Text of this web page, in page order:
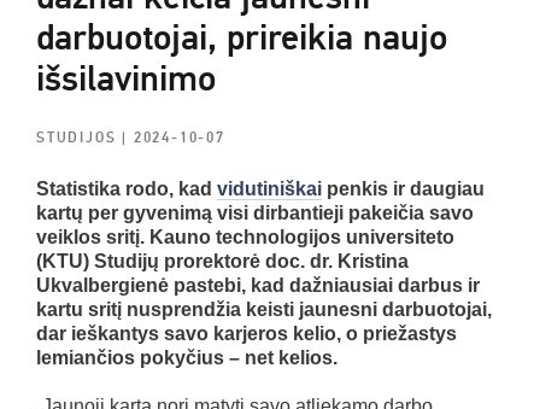
darbuotojai, prireikia naujo
išsilavinimo
STUDIJOS| 2024-10-07
Statistika rodo, kad vidutiniškai penkis ir daugiau
kartų per gyvenimą visi dirbantieji pakeičia savo
veiklos sritį. Kauno technologijos universiteto
(KTU) Studijų prorektorė doc. dr. Kristina
Ukvalbergienė pastebi, kad dažniausiai darbus ir
kartu sritį nusprendžia keisti jaunesni darbuotojai,
dar ieškantys savo karjeros kelio, o priežastys
lemiančios pokyčius – net kelios.